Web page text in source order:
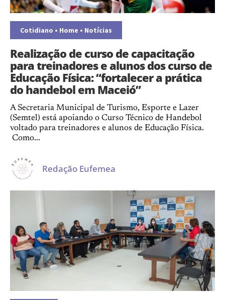
Cotidiano • Home • Notícias
Realização de curso de capacitação
para treinadores e alunos dos curso de
Educação Física: “fortalecer a prática
do handebol em Maceió”
A Secretaria Municipal de Turismo, Esporte e Lazer
(Semtel) está apoiando o Curso Técnico de Handebol
voltado para treinadores e alunos de Educação Física.
Como...
Redação Eufemea